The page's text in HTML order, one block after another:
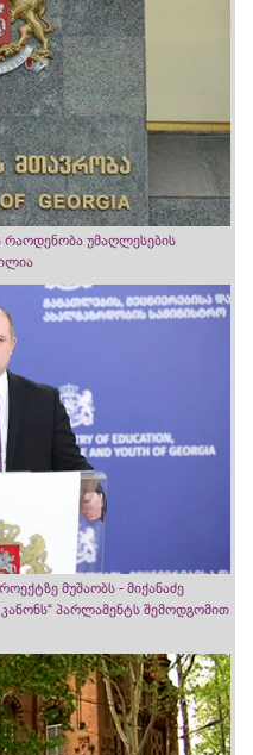
რაოდენობა უმაღლესების
მუშაობს - მიქანაძე
კანონს“ პარლამენტს შემოდგომით